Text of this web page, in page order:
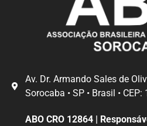
Av. Dr. Armando Sales de
Sorocaba • SP • Brasil •
ABO CRO 12864 |